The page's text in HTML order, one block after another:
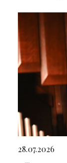
28.07.2026